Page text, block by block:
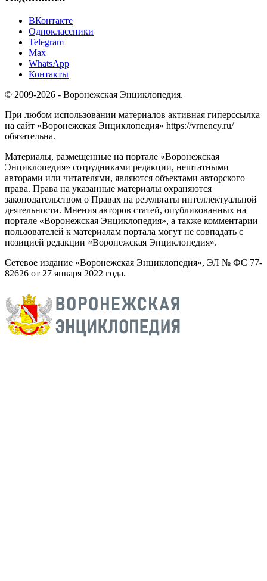
ВКонтакте
Одноклассники
Telegram
Max
WhatsApp
Контакты
© 2009-2026 - Воронежская Энциклопедия.
При любом использовании материалов активная гиперссылка
на сайт «Воронежская Энциклопедия» https://vrnency.ru/
обязательна.
Материалы, размещенные на портале «Воронежская
Энциклопедия» сотрудниками редакции, нештатными
авторами или читателями, являются объектами авторского
права. Права на указанные материалы охраняются
законодательством о Правах на результаты интеллектуальной
деятельности. Мнения авторов статей, опубликованных на
портале «Воронежская Энциклопедия», а также комментарии
пользователей к материалам портала могут не совпадать с
позицией редакции «Воронежская Энциклопедия».
Сетевое издание «Воронежская Энциклопедия», ЭЛ № ФС 77-
82626 от 27 января 2022 года.